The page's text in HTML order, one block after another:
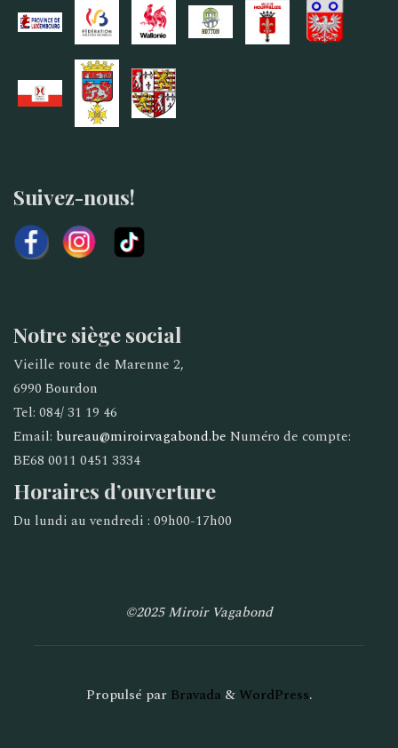
Suivez-nous!
Notre siège social
Vieille route de Marenne 2,
6990 Bourdon
Tel: 084/ 31 19 46
Email: bureau@miroirvagabond.be Numéro de compte:
BE68 0011 0451 3334
Horaires d’ouverture
Du lundi au vendredi : 09h00-17h00
©2025 Miroir Vagabond
Propulsé parBravada & WordPress.